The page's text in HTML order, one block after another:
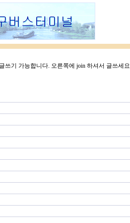
쓰기 가능합니다. 오른쪽에 join 하셔서 글쓰세요